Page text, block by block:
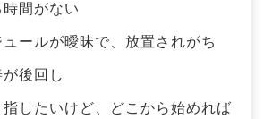
間がない
ールが曖昧で、放置されがち
後回し
したいけど、どこから始めれば